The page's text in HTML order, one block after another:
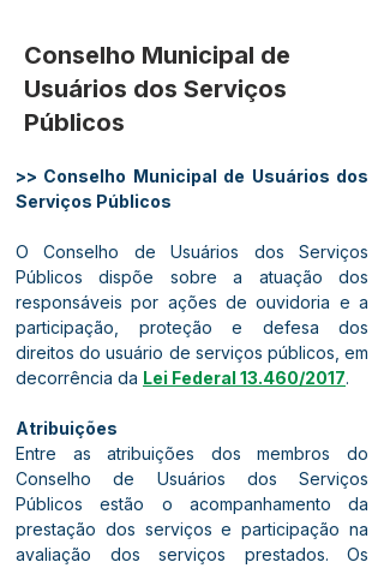
Conselho Municipal de
Usuários dos Serviços
Públicos
>> Conselho Municipal de Usuários dos
Serviços Públicos
O Conselho de Usuários dos Serviços
Públicos dispõe sobre a atuação dos
responsáveis por ações de ouvidoria e a
participação, proteção e defesa dos
direitos do usuário de serviços públicos, em
decorrência da Lei Federal 13.460/2017.
Atribuições
Entre as atribuições dos membros do
Conselho de Usuários dos Serviços
Públicos estão o acompanhamento da
prestação dos serviços e participação na
avaliação dos serviços prestados. Os